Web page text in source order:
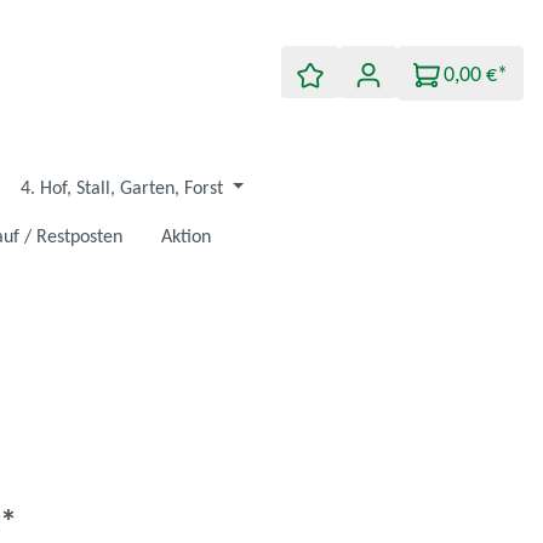
0,00 €*
4. Hof, Stall, Garten, Forst
/ Restposten Aktion